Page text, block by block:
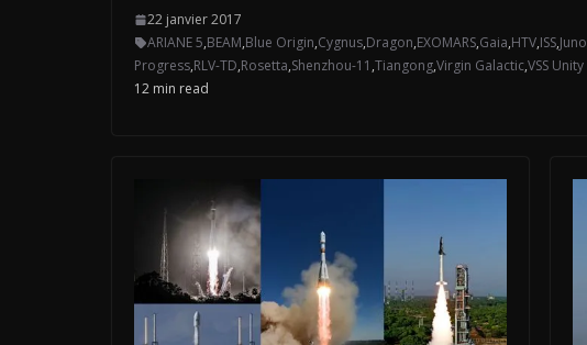
22 janvier 2017
ARIANE 5,BEAM,Blue Origin,Cygnus,Dragon,EXOMARS,Gaia,HTV,ISS,Juno
Progress,RLV-TD,Rosetta,Shenzhou-11 ,Tiangong,Virgin Galactic,VSS Unity
12 min read